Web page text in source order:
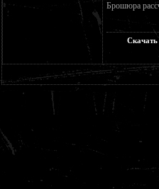
Брошюра
Скачать